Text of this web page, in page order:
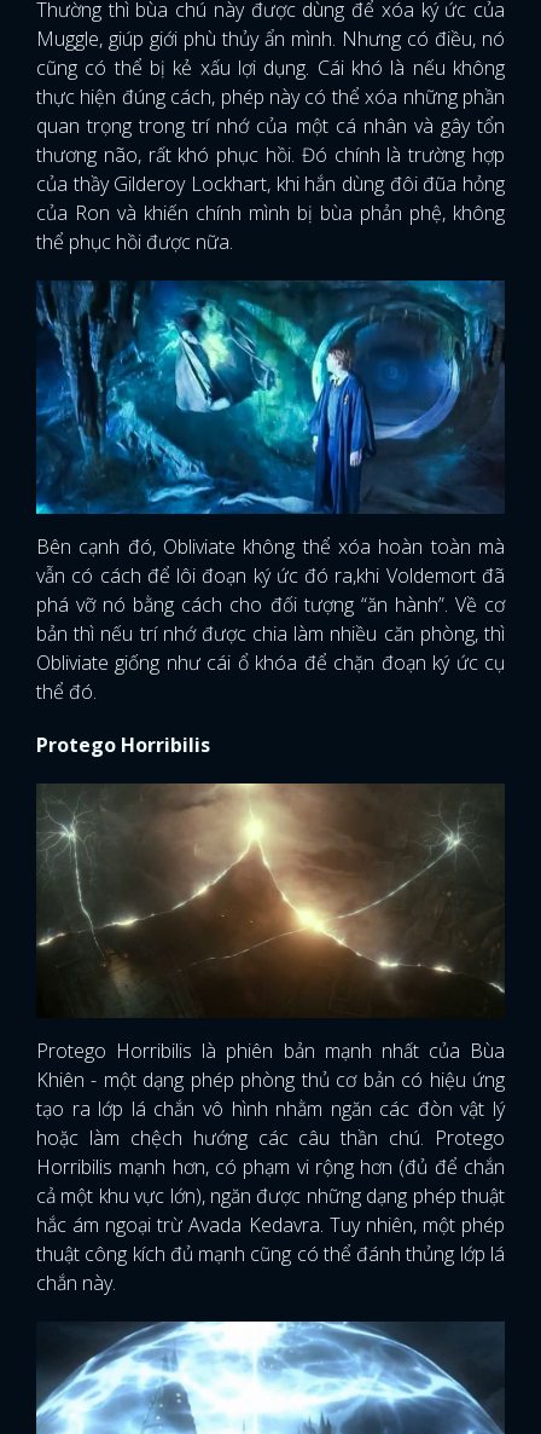
Thường thì bùa chú này được dùng để xóa ký ức của
Muggle, giúp giới phù thủy ẩn mình. Nhưng có điều, nó
cũng có thể bị kẻ xấu lợi dụng. Cái khó là nếu không
thực hiện đúng cách, phép này có thể xóa những phần
quan trọng trong trí nhớ của một cá nhân và gây tổn
thương não, rất khó phục hồi. Đó chính là trường hợp
của thầy Gilderoy Lockhart, khi hắn dùng đôi đũa hỏng
của Ron và khiến chính mình bị bùa phản phệ, không
thể phục hồi được nữa.
Bên cạnh đó, Obliviate không thể xóa hoàn toàn mà
vẫn có cách để lôi đoạn ký ức đó ra,khi Voldemort đã
phá vỡ nó bằng cách cho đối tượng “ăn hành”. Về cơ
bản thì nếu trí nhớ được chia làm nhiều căn phòng, thì
Obliviate giống như cái ổ khóa để chặn đoạn ký ức cụ
thể đó.
Protego Horribilis
Protego Horribilis là phiên bản mạnh nhất của Bùa
Khiên - một dạng phép phòng thủ cơ bản có hiệu ứng
tạo ra lớp lá chắn vô hình nhằm ngăn các đòn vật lý
hoặc làm chệch hướng các câu thần chú. Protego
Horribilis mạnh hơn, có phạm vi rộng hơn (đủ để chắn
cả một khu vực lớn), ngăn được những dạng phép thuật
hắc ám ngoại trừ Avada Kedavra. Tuy nhiên, một phép
thuật công kích đủ mạnh cũng có thể đánh thủng lớp lá
chắn này.